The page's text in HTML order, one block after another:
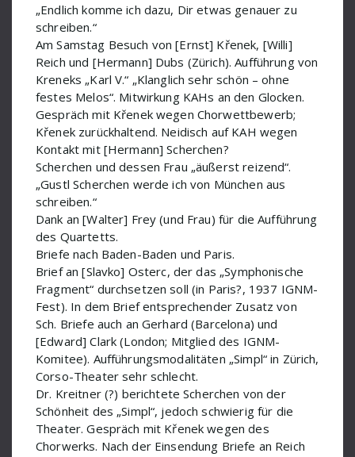
Jemnitz Alexander
Klug Ernst
Kreitner Dr
Křenek Ernst
Kutscher Quartett
Larsson Lars-Erik
Lertz
Marsik M
Maurice Ravel
Meisel Dr
Milhaud Darius
Milstein Nathan
Moliere Jean-Baptiste
Musica Viva
Nicolay
„Endlich komme ich dazu, Dir etwas genauer zu
schreiben.“
Am Samstag Besuch von [Ernst] Křenek, [Willi]
Reich und [Hermann] Dubs (Zürich). Aufführung von
Kreneks „Karl V.“ „Klanglich sehr schön – ohne
festes Melos“. Mitwirkung KAHs an den Glocken.
Gespräch mit Křenek wegen Chorwettbewerb;
Křenek zurückhaltend. Neidisch auf KAH wegen
Kontakt mit [Hermann] Scherchen?
Scherchen und dessen Frau „äußerst reizend“.
„Gustl Scherchen werde ich von München aus
schreiben.“
Dank an [Walter] Frey (und Frau) für die Aufführung
des Quartetts.
Briefe nach Baden-Baden und Paris.
Brief an [Slavko] Osterc, der das „Symphonische
Fragment“ durchsetzen soll (in Paris?, 1937 IGNM-
Fest). In dem Brief entsprechender Zusatz von
Sch. Briefe auch an Gerhard (Barcelona) und
[Edward] Clark (London; Mitglied des IGNM-
Komitee). Aufführungsmodalitäten „Simpl“ in Zürich,
Corso-Theater sehr schlecht.
Dr. Kreitner (?) berichtete Scherchen von der
Schönheit des „Simpl“, jedoch schwierig für die
Theater. Gespräch mit Křenek wegen des
Chorwerks. Nach der Einsendung Briefe an Reich